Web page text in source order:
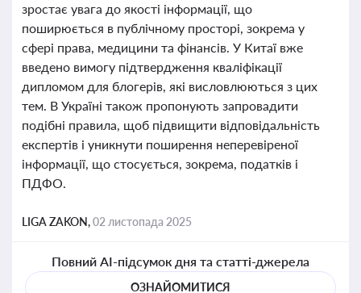
зростає увага до якості інформації, що
поширюється в публічному просторі, зокрема у
сфері права, медицини та фінансів. У Китаї вже
введено вимогу підтвердження кваліфікації
дипломом для блогерів, які висловлюються з цих
тем. В Україні також пропонують запровадити
подібні правила, щоб підвищити відповідальність
експертів і уникнути поширення неперевіреної
інформації, що стосується, зокрема, податків і
ПДФО.
LIGA ZAKON,02 листопада 2025
Повний AI-підсумок дня та статті-джерела
ОЗНАЙОМИТИСЯ